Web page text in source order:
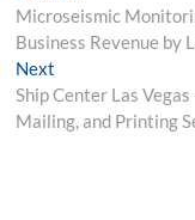
navigation
post:
Microseismic
Business Revenue by
Next
post:
Ship Center Las
Mailing, and Printing